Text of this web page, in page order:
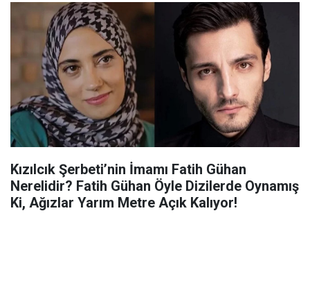
Kızılcık Şerbeti’nin İmamı Fatih Gühan
Nerelidir? Fatih Gühan Öyle Dizilerde Oynamış
Ki, Ağızlar Yarım Metre Açık Kalıyor!